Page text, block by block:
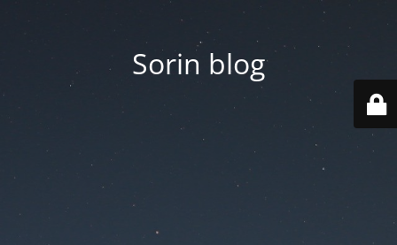
Sorin blog